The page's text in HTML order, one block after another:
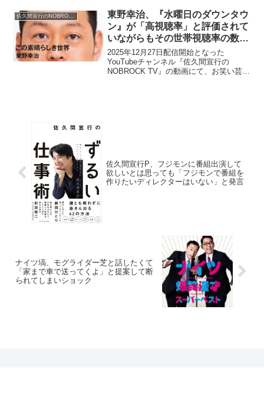
東野幸治、『水曜日のダウンタウ
ン』が「高視聴率」と評価されて
いながらもその世帯視聴率の数字
を見て衝撃「度肝抜かれて…」
2025年12月27日配信開始となった
YouTubeチャンネル『佐久間宣行の
NOBROCK TV』の動画にて、お笑い芸
佐久間宣行P、フジモンに番組出演して
欲しいとは思っても「フジモンで番組を
作りたいディレクターはいない」と発言
ナイツ塙、モグライダー芝と話したくて
「家まで車で送ってくよ」と提案して断
られてしまいショック